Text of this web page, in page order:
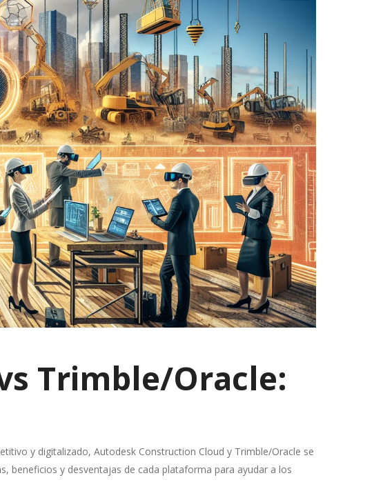
Trimble/Oracle:
y digitalizado, Autodesk Construction Cloud y Trimble/Oracle se
beneficios y desventajas de cada plataforma para ayudar a los